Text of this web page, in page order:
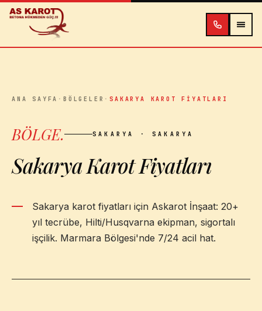
İçeriğe atla
ANA SAYFA ·BÖLGELER ·SAKARYA KAROT FIYATLARI
BÖLGE. SAKARYA · SAKARYA
Sakarya Karot Fiyatları
Sakarya karot fiyatları için Askarot İnşaat: 20+
yıl tecrübe, Hilti/Husqvarna ekipman, sigortalı
işçilik. Marmara Bölgesi'nde 7/24 acil hat.